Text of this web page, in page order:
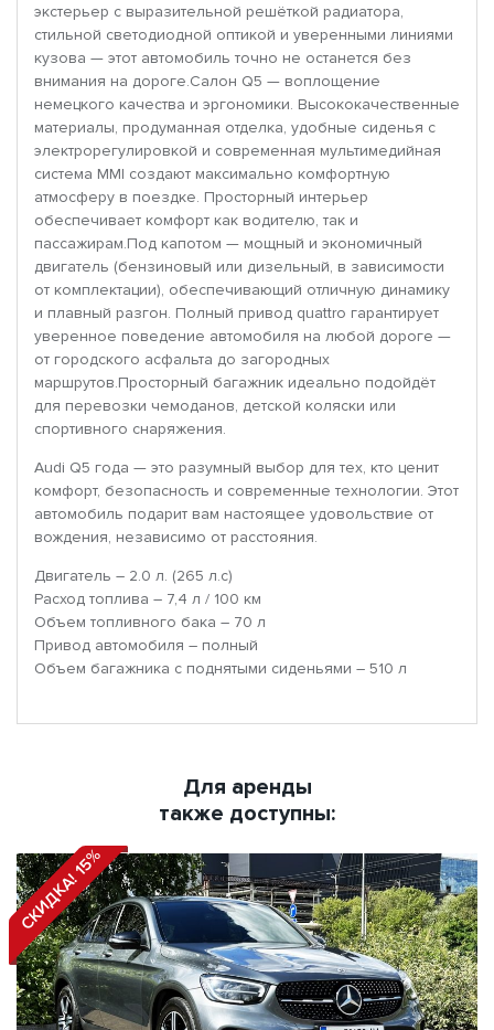
экстерьер с выразительной решёткой радиатора,
стильной светодиодной оптикой и уверенными линиями
кузова — этот автомобиль точно не останется без
внимания на дороге.Салон Q5 — воплощение
немецкого качества и эргономики. Высококачественные
материалы, продуманная отделка, удобные сиденья с
электрорегулировкой и современная мультимедийная
система MMI создают максимально комфортную
атмосферу в поездке. Просторный интерьер
обеспечивает комфорт как водителю, так и
пассажирам.Под капотом — мощный и экономичный
двигатель (бензиновый или дизельный, в зависимости
от комплектации), обеспечивающий отличную динамику
и плавный разгон. Полный привод quattro гарантирует
уверенное поведение автомобиля на любой дороге —
от городского асфальта до загородных
маршрутов.Просторный багажник идеально подойдёт
для перевозки чемоданов, детской коляски или
спортивного снаряжения.
Audi Q5 года — это разумный выбор для тех, кто ценит
комфорт, безопасность и современные технологии. Этот
автомобиль подарит вам настоящее удовольствие от
вождения, независимо от расстояния.
Двигатель – 2.0 л. (265 л.с)
Расход топлива – 7,4 л / 100 км
Объем топливного бака – 70 л
Привод автомобиля – полный
Объем багажника с поднятыми сиденьями – 510 л
Для аренды
также доступны:
СКИДКА! 15%